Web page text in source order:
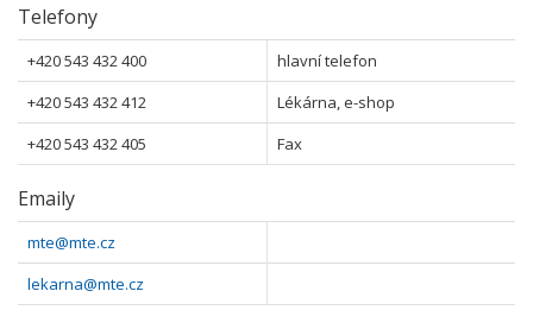
Telefony
+420 543 432 400
hlavní telefon
+420 543 432 412
Lékárna, e-shop
+420 543 432 405
Fax
Emaily
mte@mte.cz
lekarna@mte.cz